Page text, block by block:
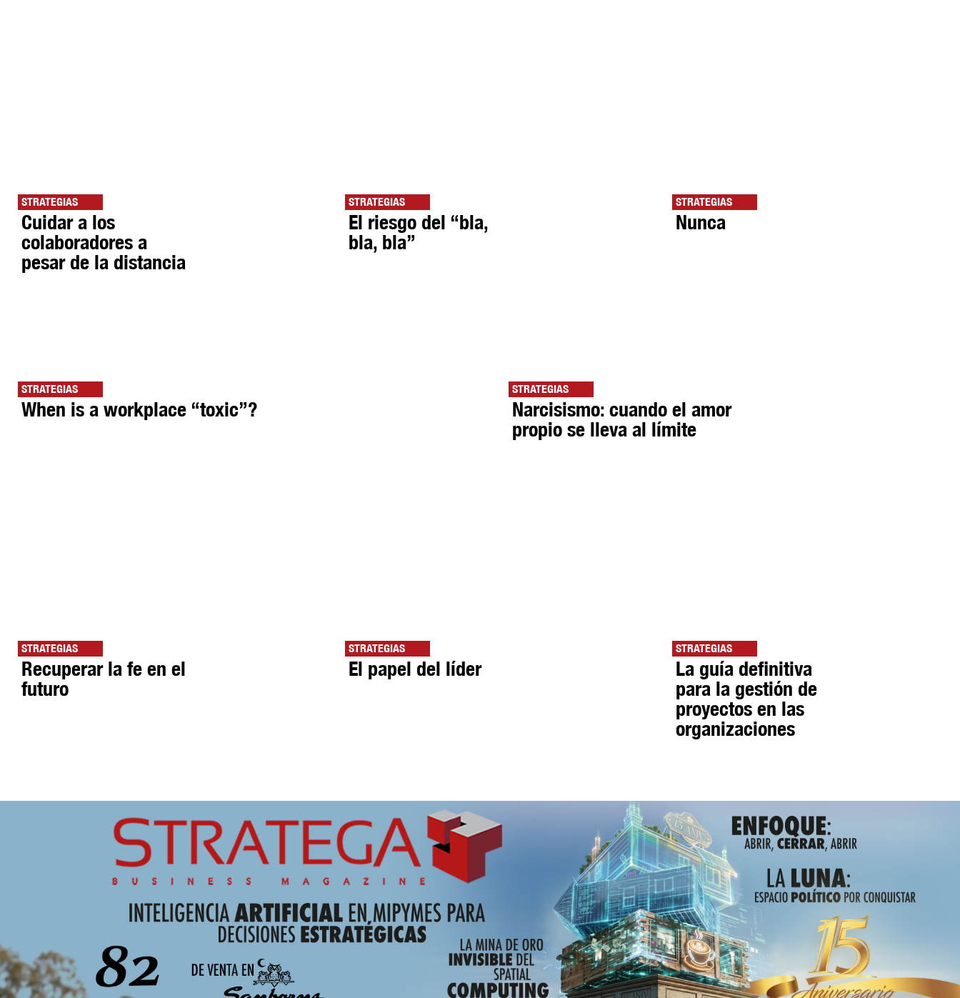
STRATEGIAS
Cuidar a los
colaboradores a
pesar de la distancia
STRATEGIAS
El riesgo del “bla,
bla, bla”
STRATEGIAS
Nunca
STRATEGIAS
When is a workplace “toxic”?
STRATEGIAS
Narcisismo: cuando el amor
propio se lleva al límite
STRATEGIAS
Recuperar la fe en el
futuro
STRATEGIAS
El papel del líder
STRATEGIAS
La guía definitiva
para la gestión de
proyectos en las
organizaciones